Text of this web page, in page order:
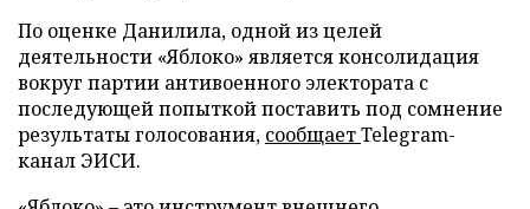
По оценке Данилила, одной из целей
деятельности «Яблоко» является консолидация
вокруг партии антивоенного электората с
последующей попыткой поставить под сомнение
результаты голосования, сообщаетTelegram-
канал ЭИСИ.